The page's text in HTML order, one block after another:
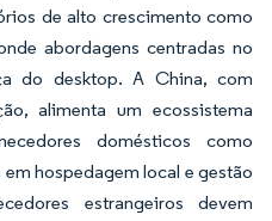
de alto crescimento como
abordagens centradas no
do desktop. A China, com
alimenta um ecossistema
domésticos como
hospedagem local e gestão
estrangeiros devem